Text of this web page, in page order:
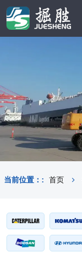
当前位置：: 首页